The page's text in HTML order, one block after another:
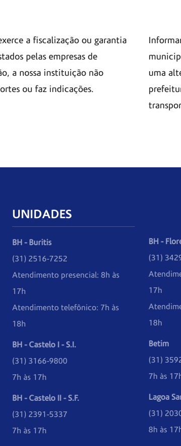
a fiscalização ou garantia
pelas empresas de
a nossa instituição não
ou faz indicações.
uma
UNIDADES
BH - Buritis
(31) 2516-7252
Atendimento presencial: 8h às
17h
Atendimento telefônico: 7h às
18h
BH - Castelo I - S.I.
(31) 3166-9800
7h às 17h
BH - Castelo II - S.F.
(31) 2391-5337
7h às 17h
BH -
(31)
17h
18h
Betim
(31)
7h às
Lagoa
(31)
8h às